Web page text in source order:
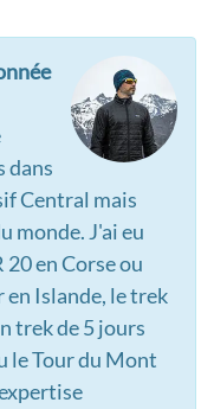
dans
Central mais
monde. J'ai eu
en Corse ou
en Islande, le trek
trek de 5 jours
le Tour du Mont